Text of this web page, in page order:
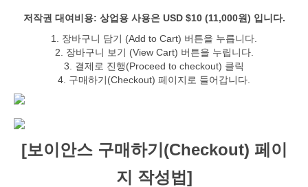
저작권 대여비용: 상업용 사용은 USD $10 (11,000원) 입니다.
1. 장바구니 담기 (Add to Cart) 버튼을 누릅니다.
2. 장바구니 보기 (View Cart) 버튼을 누립니다.
3. 결제로 진행(Proceed to checkout) 클릭
4. 구매하기(Checkout) 페이지로 들어갑니다.
[보이안스 구매하기(Checkout) 페이
지 작성법]